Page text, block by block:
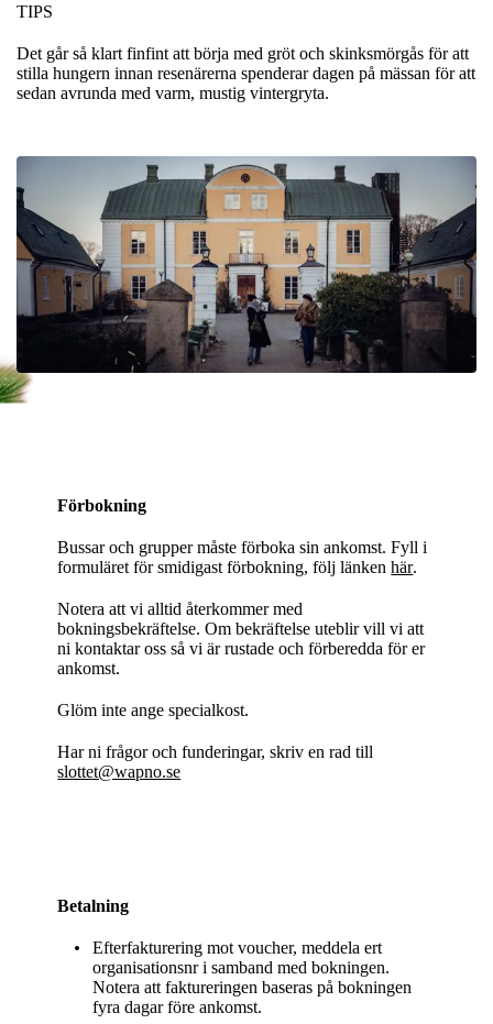
TIPS
Det går så klart finfint att börja med gröt och skinksmörgås för att
stilla hungern innan resenärerna spenderar dagen på mässan för att
sedan avrunda med varm, mustig vintergryta.
Förbokning
Bussar och grupper måste förboka sin ankomst. Fyll i
formuläret för smidigast förbokning, följ länkenhär.
Notera att vi alltid återkommer med
bokningsbekräftelse. Om bekräftelse uteblir vill vi att
ni kontaktar oss så vi är rustade och förberedda för er
ankomst.
Glöm inte ange specialkost.
Har ni frågor och funderingar, skriv en rad till
slottet@wapno.se
Betalning
Efterfakturering mot voucher, meddela ert
organisationsnr i samband med bokningen.
Notera att faktureringen baseras på bokningen
fyra dagar före ankomst.